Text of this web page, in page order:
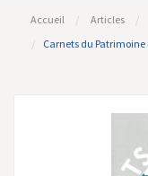
Accueil Articles
Carnets du